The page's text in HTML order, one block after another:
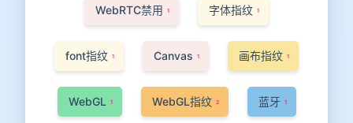
WebRTC禁用 1 字体指纹 1
font指纹 1 Canvas 1 画布指纹 1
WebGL 1 WebGL指纹 2 蓝牙 1